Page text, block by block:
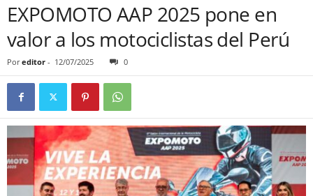
EXPOMOTO AAP 2025 pone en
valor a los motociclistas del Perú
Por editor - 12/07/2025 0